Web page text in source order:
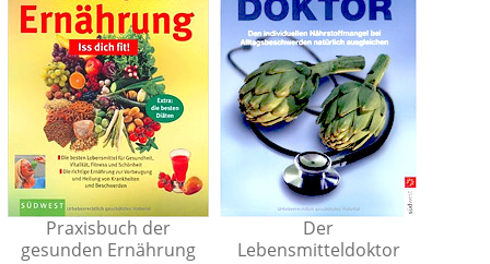
Praxisbuch der
gesunden Ernährung
Der
Lebensmitteldoktor